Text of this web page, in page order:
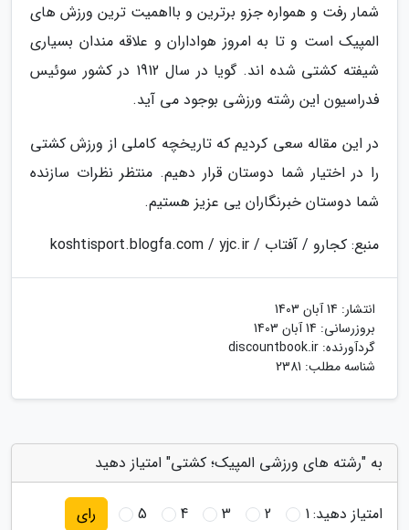
شمار رفت و همواره جزو برترین و بااهمیت ترین ورزش های
المپیک است و تا به امروز هواداران و علاقه مندان بسیاری
شیفته کشتی شده اند. گویا در سال 1912 در کشور سوئیس
فدراسیون این رشته ورزشی بوجود می آید.
در این مقاله سعی کردیم که تاریخچه کاملی از ورزش کشتی
را در اختیار شما دوستان قرار دهیم. منتظر نظرات سازنده
شما دوستان خبرنگاران یی عزیز هستیم.
منبع: کجارو / آفتاب / koshtisport.blogfa.com / yjc.ir
انتشار: 14 آبان 1403
بروزرسانی: 14 آبان 1403
گردآورنده: discountbook.ir
شناسه مطلب: 2381
به "رشته های ورزشی المپیک؛ کشتی" امتیاز دهید
امتیاز دهید:1
2
3
4
5 رای